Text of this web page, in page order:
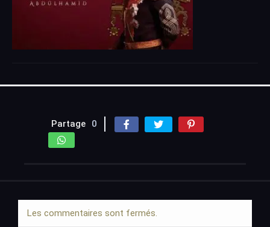
Partage 0
Les commentaires sont fermés.